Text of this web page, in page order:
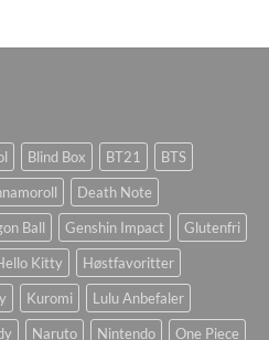
Blind Box BT21
BTS
Death Note
Ball Genshin Impact
Glutenfri
Kitty
Høstfavoritter
Kuromi
Lulu Anbefaler
Naruto Nintendo
One Piece